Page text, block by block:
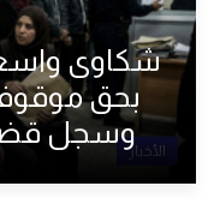
الأخبار
شكاوى
بحق
وسجل